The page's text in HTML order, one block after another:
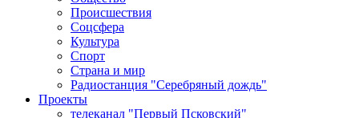
Происшествия
Соцсфера
Культура
Спорт
Страна и мир
Радиостанция "Серебряный дождь"
Проекты
телеканал "Первый Псковский"